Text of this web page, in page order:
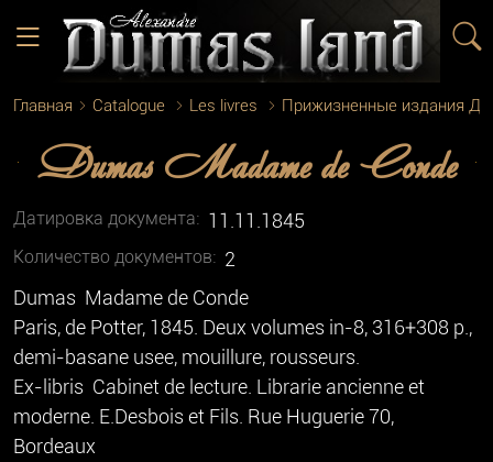
Главная Catalogue Les livres Прижизненные издания
Dumas Madame de Conde
Датировка документа: 11.11.1845
Количество документoв: 2
Dumas Madame de Conde
Paris, de Potter, 1845. Deux volumes in-8, 316+308 p.,
demi-basane usee, mouillure, rousseurs.
Ex-libris Cabinet de lecture. Librarie ancienne et
moderne. E.Desbois et Fils. Rue Huguerie 70,
Bordeaux